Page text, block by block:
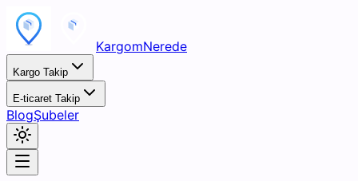
KargomNerede
Kargo Takip
E-ticaret Takip
BlogŞubeler